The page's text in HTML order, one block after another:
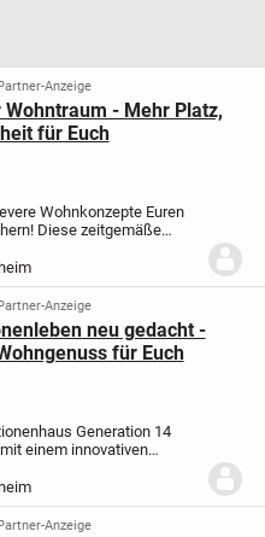
Anzeige
- Mehr Platz,
für Euch
Wohnkonzepte Euren
Diese zeitgemäße
2, bietet Euch durch die
etwa 11 m²
Anzeige
neu gedacht -
für Euch
Generation 14
einem innovativen
Akzente. Im
wartet Euer persönlicher
auf Euch, während...
Partner-Anzeige